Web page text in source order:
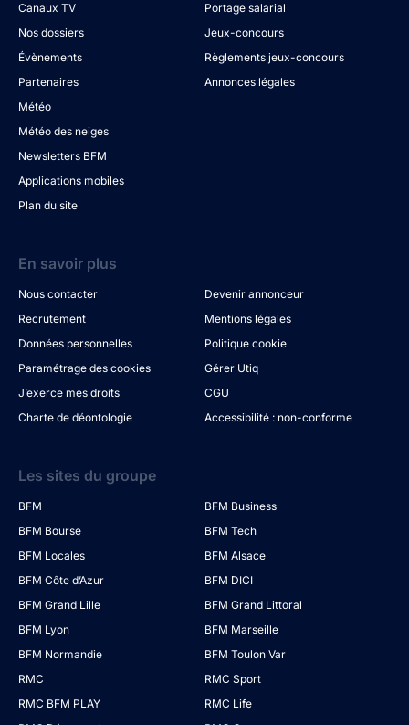
Canaux TV
Nos dossiers
Évènements
Partenaires
Météo
Météo des neiges
Newsletters BFM
Applications mobiles
Plan du site
Portage salarial
Jeux-concours
Règlements jeux-concours
Annonces légales
En savoir plus
Nous contacter
Devenir annonceur
Recrutement
Mentions légales
Données personnelles
Politique cookie
Paramétrage des cookies
Gérer Utiq
J’exerce mes droits
CGU
Charte de déontologie
Accessibilité : non-conforme
Les sites du groupe
BFM
BFM Business
BFM Bourse
BFM Tech
BFM Locales
BFM Alsace
BFM Côte d’Azur
BFM DICI
BFM Grand Lille
BFM Grand Littoral
BFM Lyon
BFM Marseille
BFM Normandie
BFM Toulon Var
RMC
RMC Sport
RMC BFM PLAY
RMC Life